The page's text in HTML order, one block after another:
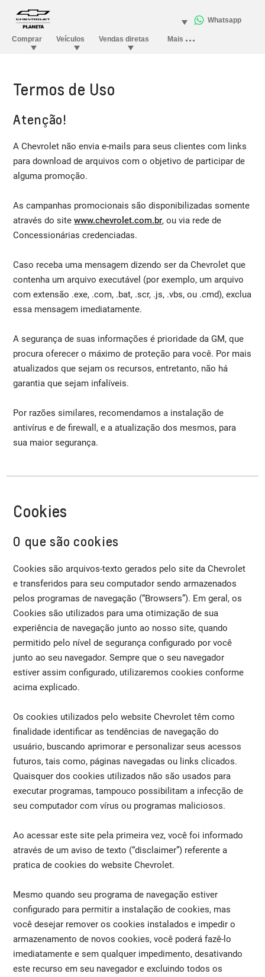
Termos de Uso
Atenção!
A Chevrolet não envia e-mails para seus clientes com links
para download de arquivos com o objetivo de participar de
alguma promoção.
As campanhas promocionais são disponibilizadas somente
através do sitewww.chevrolet.com.br, ou via rede de
Concessionárias credenciadas.
Caso receba uma mensagem dizendo ser da Chevrolet que
contenha um arquivo executável (por exemplo, um arquivo
com extensão .exe, .com, .bat, .scr, .js, .vbs, ou .cmd), exclua
essa mensagem imediatamente.
A segurança de suas informações é prioridade da GM, que
procura oferecer o máximo de proteção para você. Por mais
atualizados que sejam os recursos, entretanto, não há
garantia que sejam infalíveis.
Por razões similares, recomendamos a instalação de
antivírus e de firewall, e a atualização dos mesmos, para
sua maior segurança.
Cookies
O que são cookies
Cookies são arquivos-texto gerados pelo site da Chevrolet
e transferidos para seu computador sendo armazenados
pelos programas de navegação (“Browsers”). Em geral, os
Cookies são utilizados para uma otimização de sua
experiência de navegação junto ao nosso site, quando
permitido pelo nível de segurança configurado por você
junto ao seu navegador. Sempre que o seu navegador
estiver assim configurado, utilizaremos cookies conforme
acima explicado.
Os cookies utilizados pelo website Chevrolet têm como
finalidade identificar as tendências de navegação do
usuário, buscando aprimorar e personalizar seus acessos
futuros, tais como, páginas navegadas ou links clicados.
Quaisquer dos cookies utilizados não são usados para
executar programas, tampouco possibilitam a infecção de
seu computador com vírus ou programas maliciosos.
Ao acessar este site pela primeira vez, você foi informado
através de um aviso de texto (“disclaimer”) referente a
pratica de cookies do website Chevrolet.
Mesmo quando seu programa de navegação estiver
configurado para permitir a instalação de cookies, mas
você desejar remover os cookies instalados e impedir o
armazenamento de novos cookies, você poderá fazê-lo
imediatamente e sem qualquer impedimento, desativando
este recurso em seu navegador e excluindo todos os